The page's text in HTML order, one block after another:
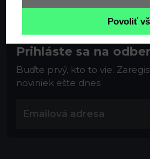
Prihláste sa na
Buďte prvý, kto to vie.
noviniek ešte dnes
Povoliť